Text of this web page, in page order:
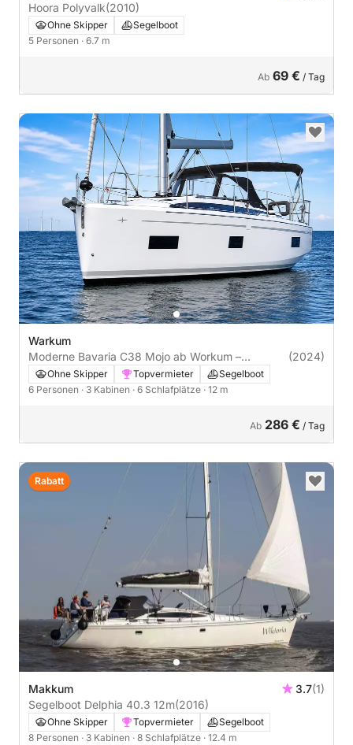
Hoora Polyvalk(2010)
Ohne Skipper
Segelboot
5 Personen · 6.7 m
Ab 69 € / Tag
Warkum
Moderne Bavaria C38 Mojo ab Workum –
geräumig, komfortabel und sportlich
(2024)
Ohne Skipper Topvermieter
Segelboot
6 Personen · 3 Kabinen · 6 Schlafplätze · 12 m
Ab 286 € / Tag
Makkum 3.7(1)
Segelboot Delphia 40.3 12m(2016)
Ohne Skipper Topvermieter
Segelboot
8 Personen · 3 Kabinen · 8 Schlafplätze · 12.4 m
Rabatt